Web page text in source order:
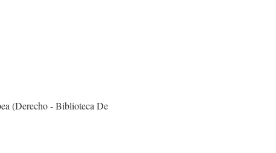
(Derecho - Biblioteca De